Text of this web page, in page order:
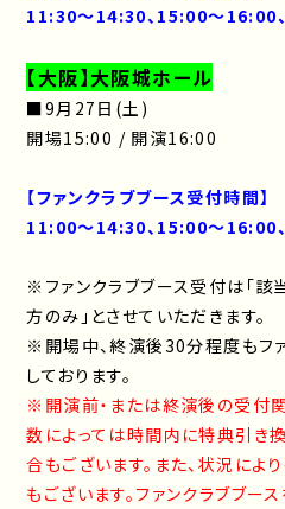
11:30～14:30、15:00〜16:00
【大阪】大阪城ホール
■9月27日(土)
開場15:00 / 開演16:00
【ファンクラブブース受付時間】
11:00～14:30、15:00〜16:00
※ファンクラブブース受付は「該
方のみ」とさせていただきます。
※開場中、終演後30分程度もフ
しております。
※開演前・または終演後の受付
数によっては時間内に特典引き
合もございます。また、状況によ
もございます。ファンクラブブー